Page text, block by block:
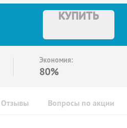
КУПИТЬ
Экономия:
80%
Отзывы Вопросы по акции